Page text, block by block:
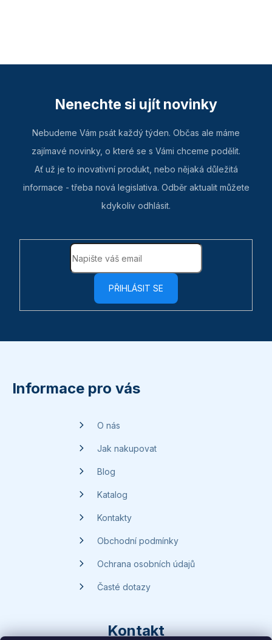
Nenechte si ujít novinky
Nebudeme Vám psát každý týden. Občas ale máme
zajímavé novinky, o které se s Vámi chceme podělit.
Ať už je to inovativní produkt, nebo nějaká důležitá
informace - třeba nová legislativa. Odběr aktualit můžete
kdykoliv odhlásit.
PŘIHLÁSIT SE
Informace pro vás
O nás
Jak nakupovat
Blog
Katalog
Kontakty
Obchodní podmínky
Ochrana osobních údajů
Časté dotazy
Kontakt